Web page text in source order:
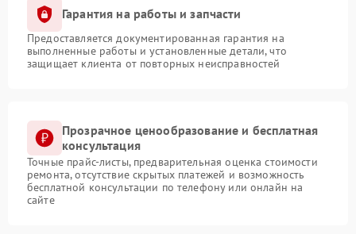
Гарантия на работы и запчасти
Предоставляется документированная гарантия на
выполненные работы и установленные детали, что
защищает клиента от повторных неисправностей
Прозрачное ценообразование и бесплатная
консультация
Точные прайс-листы, предварительная оценка стоимости
ремонта, отсутствие скрытых платежей и возможность
бесплатной консультации по телефону или онлайн на
сайте